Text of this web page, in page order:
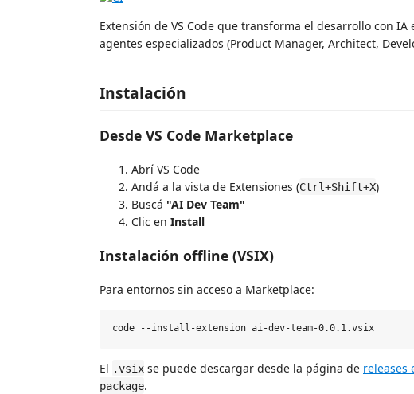
Extensión de VS Code que transforma el desarrollo con
agentes especializados (Product Manager, Architect,
Instalación
Desde VS Code Marketplace
Abrí VS Code
Andá a la vista de Extensiones (Ctrl+Shift+X)
Buscá "AI Dev Team"
Clic en Install
Instalación offline (VSIX)
Para entornos sin acceso a Marketplace:
El .vsix se puede descargar desde la página de releases
package.